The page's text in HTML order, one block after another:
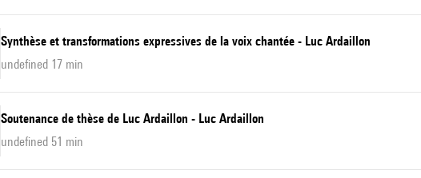
Synthèse et transformations expressives de la voix chantée - Luc Ardaillon
undefined 17 min
Soutenance de thèse de Luc Ardaillon - Luc Ardaillon
undefined 51 min